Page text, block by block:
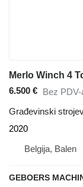
Merlo Winch 4
6.500 € Bez PDV-
Građevinski
2020
Belgija, Balen
GEBOERS